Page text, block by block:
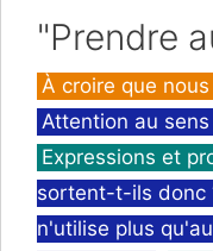
"Prendre
Catégories
À croire que
Attention au
Expressions et
sortent-t-ils donc
n'utilise plus